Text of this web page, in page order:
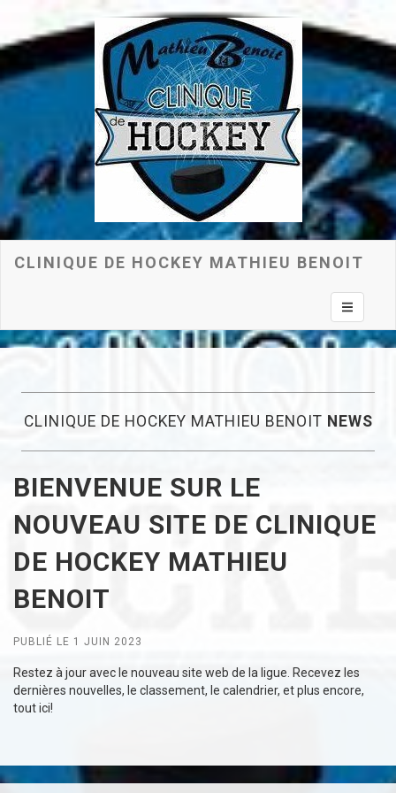
CLINIQUE DE HOCKEY MATHIEU BENOIT
Toggle
CLINIQUE DE HOCKEY MATHIEU BENOIT NEWS
BIENVENUE SUR LE
NOUVEAU SITE DE CLINIQUE
DE HOCKEY MATHIEU
BENOIT
PUBLIÉ LE 1 JUIN 2023
Restez à jour avec le nouveau site web de la ligue. Recevez les
dernières nouvelles, le classement, le calendrier, et plus encore,
tout ici!